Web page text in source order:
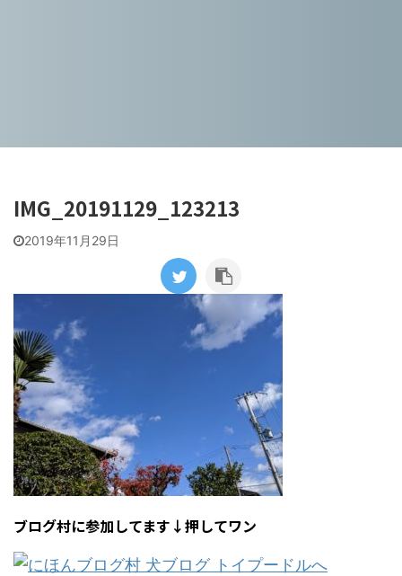
IMG_20191129_123213
2019年11月29日
ブログ村に参加してます↓押してワン